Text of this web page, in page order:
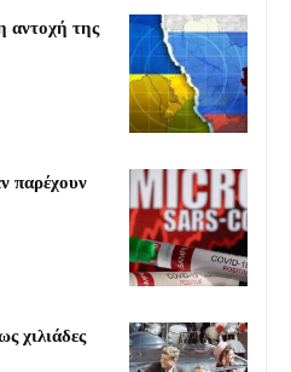
αντοχή της
παρέχουν
χιλιάδες